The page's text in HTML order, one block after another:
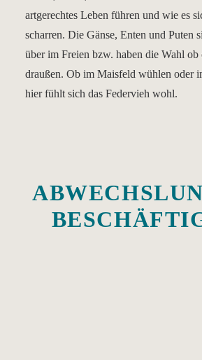
artgerechtes Leben führen und wie es
scharren. Die Gänse, Enten und Puten
über im Freien bzw. haben die Wahl ob
draußen. Ob im Maisfeld wühlen oder
hier fühlt sich das Federvieh wohl.